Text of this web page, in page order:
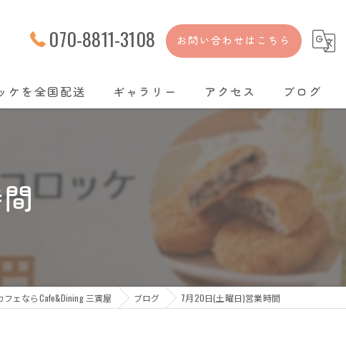
070-8811-3108 お問い合わせはこちら
ケを全国配送 ギャラリー アクセス ブログ
フェならCafe&Dining 三寅屋 ブログ 7月20日(土曜日)営業時間